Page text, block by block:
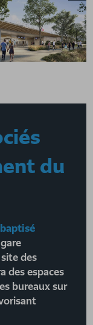
du
des
des espaces
bureaux sur